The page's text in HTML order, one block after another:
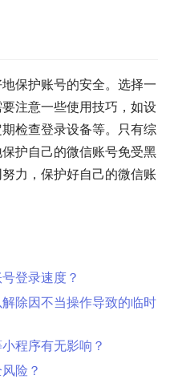
保护账号的安全。选择一
注意一些使用技巧，如设
检查登录设备等。只有综
护自己的微信账号免受黑
力，保护好自己的微信账
登录速度？
除因不当操作导致的临时
程序有无影响？
险？